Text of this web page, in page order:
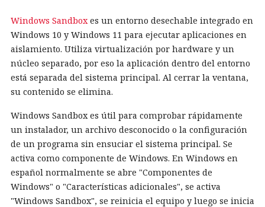
Windows Sandbox es un entorno desechable integrado en
Windows 10 y Windows 11 para ejecutar aplicaciones en
aislamiento. Utiliza virtualización por hardware y un
núcleo separado, por eso la aplicación dentro del entorno
está separada del sistema principal. Al cerrar la ventana,
su contenido se elimina.
Windows Sandbox es útil para comprobar rápidamente
un instalador, un archivo desconocido o la configuración
de un programa sin ensuciar el sistema principal. Se
activa como componente de Windows. En Windows en
español normalmente se abre "Componentes de
Windows" o "Características adicionales", se activa
"Windows Sandbox", se reinicia el equipo y luego se inicia